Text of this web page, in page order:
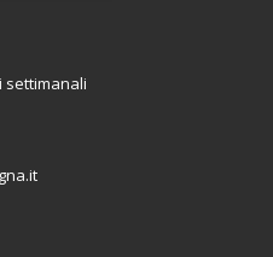
settimanali